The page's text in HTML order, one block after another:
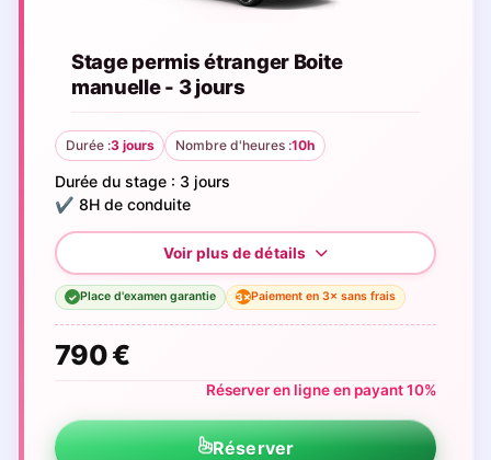
Stage permis étranger Boite
manuelle - 3 jours
Durée :3 jours Nombre d'heures :10h
Durée du stage : 3 jours
✔️ 8H de conduite
✓ Place d'examen garantie 3×Paiement en 3× sans frais
790 €
Réserver en ligne en payant 10%
Réserver